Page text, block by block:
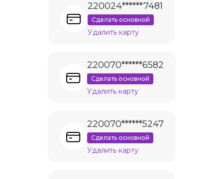
220024******7481
Сделать основной
Удалить карту
220070******6582
Сделать основной
Удалить карту
220070******5247
Сделать основной
Удалить карту